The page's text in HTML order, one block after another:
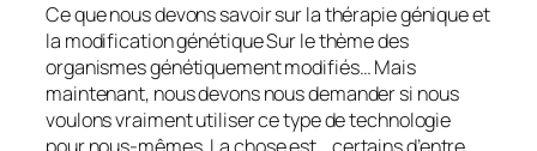
Ce que nous devons savoir sur la thérapie génique et
la modification génétique Sur le thème des
organismes génétiquement modifiés… Mais
maintenant, nous devons nous demander si nous
voulons vraiment utiliser ce type de technologie